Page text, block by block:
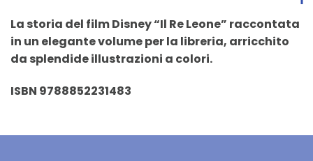
La storia del film Disney “Il Re Leone” raccontata
in un elegante volume per la libreria, arricchito
da splendide illustrazioni a colori.
ISBN 9788852231483